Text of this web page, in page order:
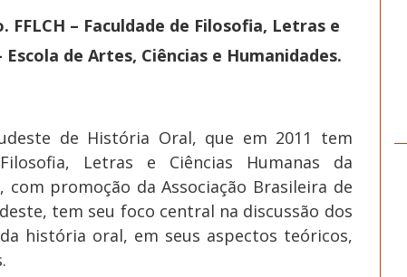
FFLCH – Faculdade de Filosofia, Letras e
Escola de Artes, Ciências e Humanidades.
de História Oral, que em 2011 tem
Letras e Ciências Humanas da
com promoção da Associação Brasileira de
tem seu foco central na discussão dos
história oral, em seus aspectos teóricos,